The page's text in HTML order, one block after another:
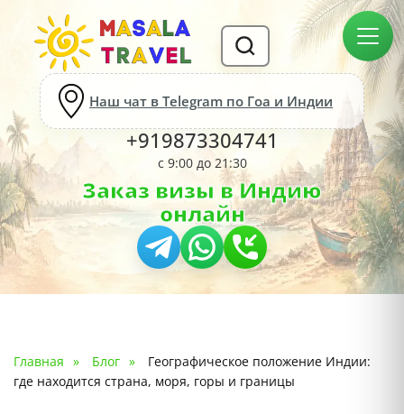
Наш чат в Telegram по Гоа и Индии
+919873304741
с 9:00 до 21:30
Заказ визы в Индию
онлайн
Главная Блог
Географическое положение Индии:
где находится страна, моря, горы и границы